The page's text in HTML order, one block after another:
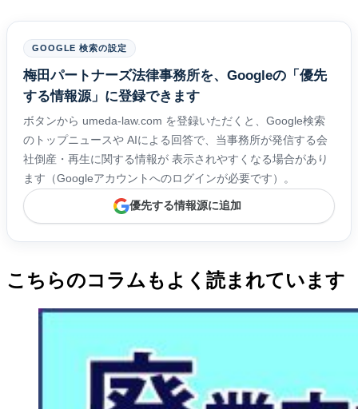
GOOGLE 検索の設定
梅田パートナーズ法律事務所を、Googleの「優先
する情報源」に登録できます
ボタンから umeda-law.com を登録いただくと、Google検索
のトップニュースや AIによる回答で、当事務所が発信する会
社倒産・再生に関する情報が 表示されやすくなる場合があり
ます（Googleアカウントへのログインが必要です）。
優先する情報源に追加
こちらのコラムもよく読まれています